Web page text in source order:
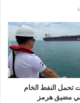
تحمل النفط الخام
مضيق هرمز